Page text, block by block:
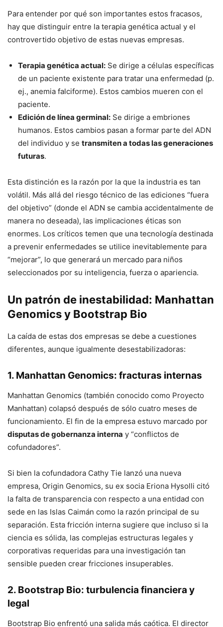
Para entender por qué son importantes estos fracasos,
hay que distinguir entre la terapia genética actual y el
controvertido objetivo de estas nuevas empresas.
Terapia genética actual: Se dirige a células específicas
de un paciente existente para tratar una enfermedad (p.
ej., anemia falciforme). Estos cambios mueren con el
paciente.
Edición de línea germinal: Se dirige a embriones
humanos. Estos cambios pasan a formar parte del ADN
del individuo y se transmiten a todas las generaciones
futuras.
Esta distinción es la razón por la que la industria es tan
volátil. Más allá del riesgo técnico de las ediciones “fuera
del objetivo” (donde el ADN se cambia accidentalmente de
manera no deseada), las implicaciones éticas son
enormes. Los críticos temen que una tecnología destinada
a prevenir enfermedades se utilice inevitablemente para
“mejorar”, lo que generará un mercado para niños
seleccionados por su inteligencia, fuerza o apariencia.
Un patrón de inestabilidad: Manhattan
Genomics y Bootstrap Bio
La caída de estas dos empresas se debe a cuestiones
diferentes, aunque igualmente desestabilizadoras:
1. Manhattan Genomics: fracturas internas
Manhattan Genomics (también conocido como Proyecto
Manhattan) colapsó después de sólo cuatro meses de
funcionamiento. El fin de la empresa estuvo marcado por
disputas de gobernanza interna y “conflictos de
cofundadores”.
Si bien la cofundadora Cathy Tie lanzó una nueva
empresa, Origin Genomics, su ex socia Eriona Hysolli citó
la falta de transparencia con respecto a una entidad con
sede en las Islas Caimán como la razón principal de su
separación. Esta fricción interna sugiere que incluso si la
ciencia es sólida, las complejas estructuras legales y
corporativas requeridas para una investigación tan
sensible pueden crear fricciones insuperables.
2. Bootstrap Bio: turbulencia financiera y
legal
Bootstrap Bio enfrentó una salida más caótica. El director